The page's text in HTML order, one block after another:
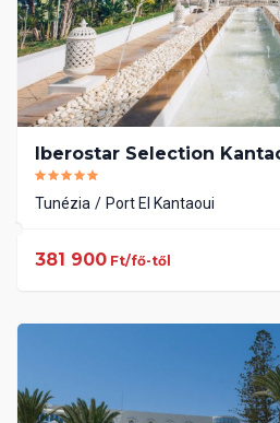
Iberostar Selection
Tunézia Port El Kantaoui
381 900 Ft/fő-től